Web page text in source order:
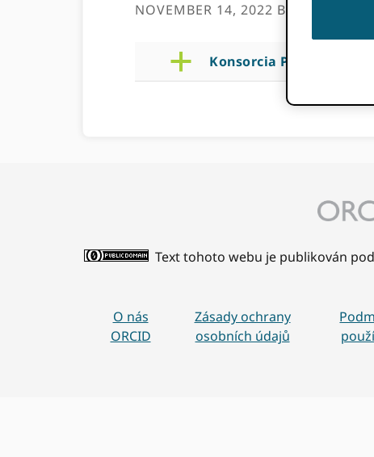
NOVEMBER 14, 2022 BY
a Konsorcia Přidány další
Text tohoto webu je publikován
O nás
ORCID
Zásady ochrany
osobních údajů